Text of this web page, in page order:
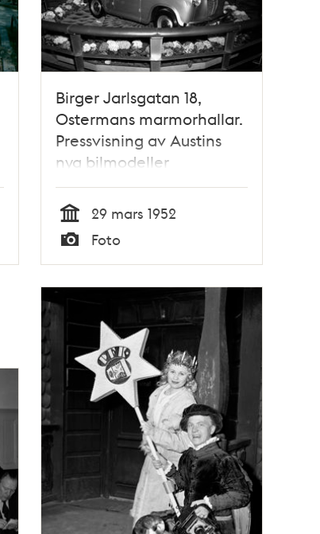
Birger Jarlsgatan 18,
Ostermans marmorhallar.
Pressvisning av Austins
nya bilmodeller
Tid
29 mars 1952
Foto